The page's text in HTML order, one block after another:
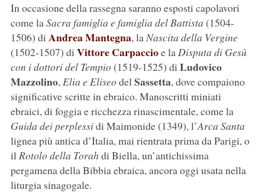
In occasione della rassegna saranno esposti capolavori
come laSacra famiglia e famiglia del Battista (1504-
1506) di Andrea Mantegna, laNascita della Vergine
(1502-1507) di Vittore Carpaccioe laDisputa di Gesù
con i dottori del Tempio(1519-1525) di Ludovico
Mazzolino,Elia e EliseodelSassetta, dove compaiono
significative scritte in ebraico. Manoscritti miniati
ebraici, di foggia e ricchezza rinascimentale, come la
Guida dei perplessidi Maimonide (1349), l’Arca Santa
lignea più antica d’Italia, mai rientrata prima da Parigi, o
ilRotolo della Torah di Biella, un’antichissima
pergamena della Bibbia ebraica, ancora oggi usata nella
liturgia sinagogale.